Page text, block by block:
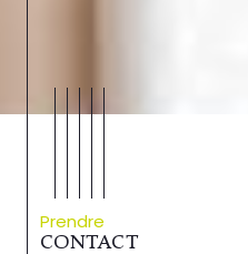
Prendre
CONTACT